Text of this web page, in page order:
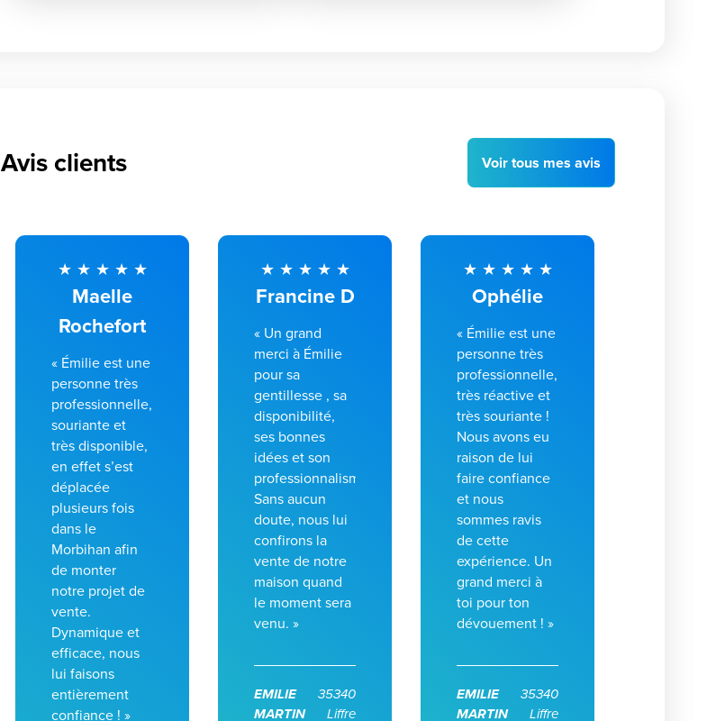
Avis clients Voirtous mes avis
Maelle
Rochefort
« Émilie est une
personne très
professionnelle,
souriante et
très disponible,
en effet s’est
déplacée
plusieurs fois
dans le
Morbihan afin
de monter
notre projet de
vente.
Dynamique et
efficace, nous
lui faisons
entièrement
confiance ! »
Francine D
« Un grand
merci à Émilie
pour sa
gentillesse , sa
disponibilité,
ses bonnes
idées et son
professionnalisme.
Sans aucun
doute, nous lui
confirons la
vente de notre
maison quand
le moment sera
venu. »
EMILIE
MARTIN
35340
Liffre
Ophélie
« Émilie est une
personne très
professionnelle,
très réactive et
très souriante !
Nous avons eu
raison de lui
faire confiance
et nous
sommes ravis
de cette
expérience. Un
grand merci à
toi pour ton
dévouement ! »
EMILIE
MARTIN
35340
Liffre